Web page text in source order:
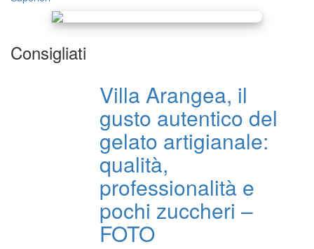
Consigliati
Villa Arangea, il
gusto autentico del
gelato artigianale:
qualità,
professionalità e
pochi zuccheri –
FOTO